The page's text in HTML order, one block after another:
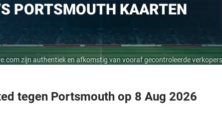
PORTSMOUTH KAARTEN
zijn authentiek en afkomstig van vooraf gecontroleerde
tegen Portsmouth op 8 Aug 2026